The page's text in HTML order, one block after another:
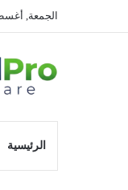
الجمعة, أغسطس
الرئيسية